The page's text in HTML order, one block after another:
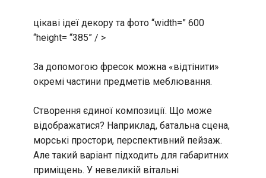
цікаві ідеї декору та фото “width=” 600
“height= “385” / >
За допомогою фресок можна «відтінити»
окремі частини предметів меблювання.
Створення єдиної композиції. Що може
відображатися? Наприклад, батальна сцена,
морські простори, перспективний пейзаж.
Але такий варіант підходить для габаритних
приміщень. У невеликій вітальні